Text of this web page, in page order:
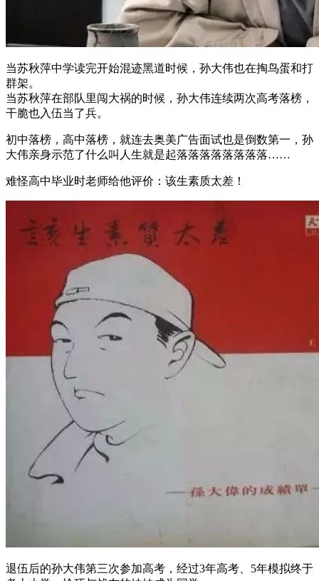
当苏秋萍中学读完开始混迹黑道时候，孙大伟也在掏鸟蛋和打
群架。
当苏秋萍在部队里闯大祸的时候，孙大伟连续两次高考落榜，
干脆也入伍当了兵。
初中落榜，高中落榜，就连去奥美广告面试也是倒数第一，孙
大伟亲身示范了什么叫人生就是起落落落落落落落落……
难怪高中毕业时老师给他评价：该生素质太差！
退伍后的孙大伟第三次参加高考，经过3年高考、5年模拟终于